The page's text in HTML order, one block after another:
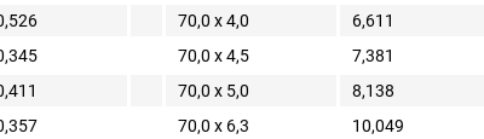
70,0 x 4,0
6,611
70,0 x 4,5
7,381
70,0 x 5,0
8,138
70,0 x 6,3
10,049